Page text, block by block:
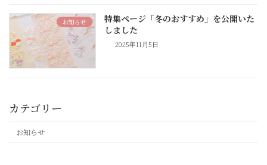
お知らせ
特集ページ「冬のおすすめ」を公開いた
しました
2025年11月5日
カテゴリー
お知らせ